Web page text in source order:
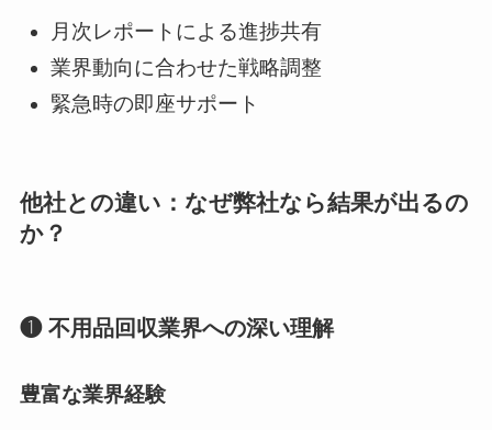
月次レポートによる進捗共有
業界動向に合わせた戦略調整
緊急時の即座サポート
他社との違い：なぜ弊社なら結果が出るの
か？
❶ 不用品回収業界への深い理解
豊富な業界経験